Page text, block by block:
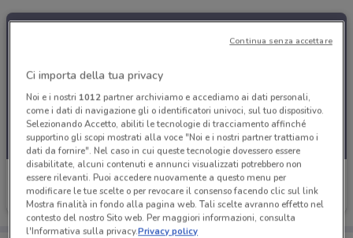
Sky
Scade il 16/08 1.1 km
Ci importa della tua privacy
Noi e i nostri 1012partner archiviamo e accediamo ai dati personali,
come i dati di navigazione gli o identificatori univoci, sul tuo dispositivo.
Selezionando Accetto, abiliti le tecnologie di tracciamento affinché
supportino gli scopi mostrati alla voce "Noi e i nostri partner trattiamo i
dati da fornire". Nel caso in cui queste tecnologie dovessero essere
disabilitate, alcuni contenuti e annunci visualizzati potrebbero non
essere rilevanti. Puoi accedere nuovamente a questo menu per
modificare le tue scelte o per revocare il consenso facendo clic sul link
Mostra finalità in fondo alla pagina web. Tali scelte avranno effetto nel
contesto del nostro Sito web. Per maggiori informazioni, consulta
l'Informativa sulla privacy.Privacy policy
Continua senza accettare